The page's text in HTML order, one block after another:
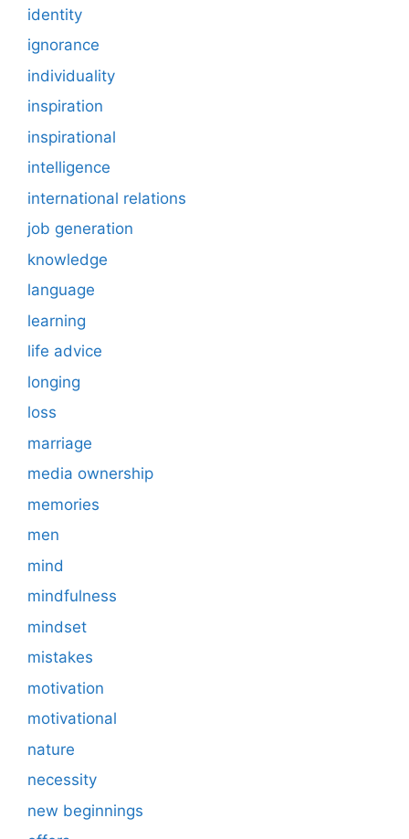
identity
ignorance
individuality
inspiration
inspirational
intelligence
international relations
job generation
knowledge
language
learning
life advice
longing
loss
marriage
media ownership
memories
men
mind
mindfulness
mindset
mistakes
motivation
motivational
nature
necessity
new beginnings